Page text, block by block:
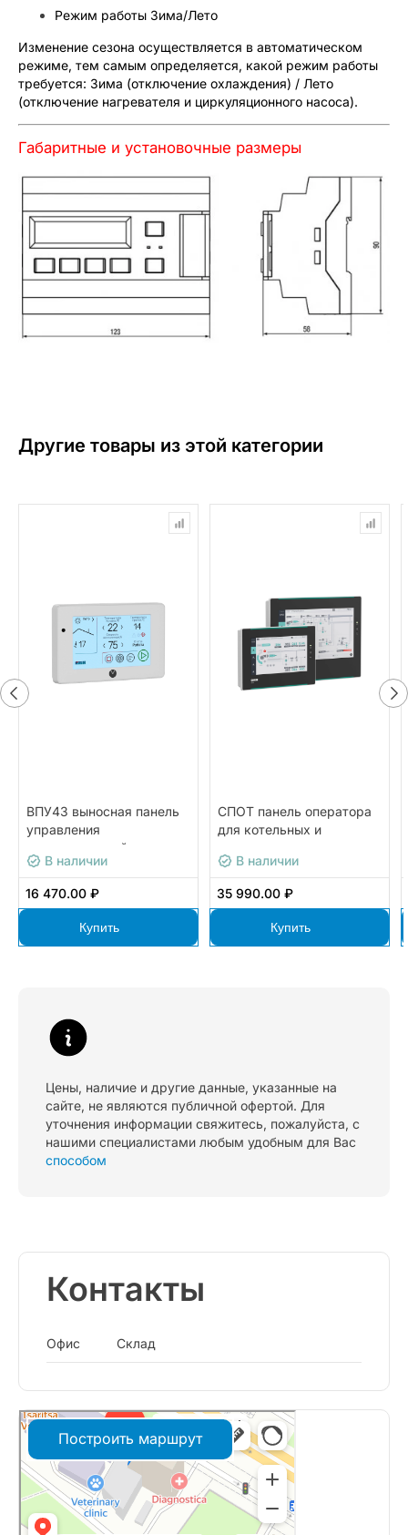
Режим работы Зима/Лето
Изменение сезона осуществляется в автоматическом
режиме, тем самым определяется, какой режим работы
требуется: Зима (отключение охлаждения) / Лето
(отключение нагревателя и циркуляционного насоса).
Габаритные и установочные размеры
Другие товары из этой категории
ВПУ43 выносная панель
управления
вентиляционной
установкой ОВЕН ВПУ43-
В наличии
16 470.00 ₽
Купить
СПОТ панель оператора
для котельных и
готовой визуализацией
В наличии
35 990.00 ₽
Купить
Цены, наличие и другие данные, указанные на
сайте, не являются публичной офертой. Для
уточнения информации свяжитесь, пожалуйста, с
нашими специалистами любым удобным для Вас
способом
Контакты
Офис Склад
Построить маршрут